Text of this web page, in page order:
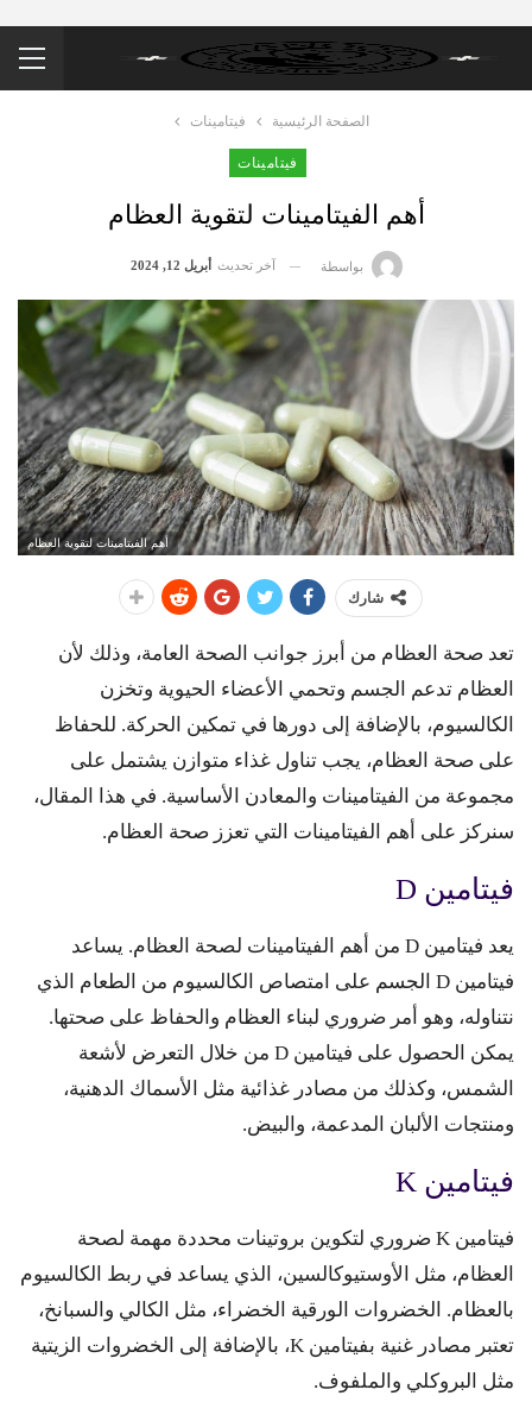
الصفحة الرئيسية فيتامينات
فيتامينات
أهم الفيتامينات لتقوية العظام
بواسطة آخر تحديث أبريل 12, 2024
أهم الفيتامينات لتقوية العظام
شارك
تعد صحة العظام من أبرز جوانب الصحة العامة، وذلك لأن
العظام تدعم الجسم وتحمي الأعضاء الحيوية وتخزن
الكالسيوم، بالإضافة إلى دورها في تمكين الحركة. للحفاظ
على صحة العظام، يجب تناول غذاء متوازن يشتمل على
مجموعة من الفيتامينات والمعادن الأساسية. في هذا المقال،
سنركز على أهم الفيتامينات التي تعزز صحة العظام.
فيتامين D
يعد فيتامين D من أهم الفيتامينات لصحة العظام. يساعد
فيتامين D الجسم على امتصاص الكالسيوم من الطعام الذي
نتناوله، وهو أمر ضروري لبناء العظام والحفاظ على صحتها.
يمكن الحصول على فيتامين D من خلال التعرض لأشعة
الشمس، وكذلك من مصادر غذائية مثل الأسماك الدهنية،
ومنتجات الألبان المدعمة، والبيض.
فيتامين K
فيتامين K ضروري لتكوين بروتينات محددة مهمة لصحة
العظام، مثل الأوستيوكالسين، الذي يساعد في ربط الكالسيوم
بالعظام. الخضروات الورقية الخضراء، مثل الكالي والسبانخ،
تعتبر مصادر غنية بفيتامين K، بالإضافة إلى الخضروات الزيتية
مثل البروكلي والملفوف.